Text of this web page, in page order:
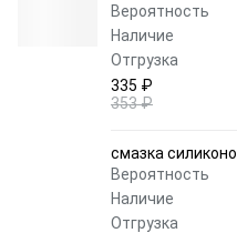
Вероятность
Наличие
Отгрузка
335 ₽
353 ₽
смазка
Вероятность
Наличие
Отгрузка